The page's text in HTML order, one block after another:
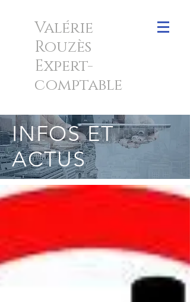
Valérie
Rouzès
Expert-
comptable
INFOS ET
ACTUS